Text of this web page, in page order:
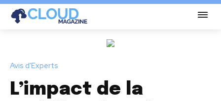
Avis d'Experts
L’impact de la